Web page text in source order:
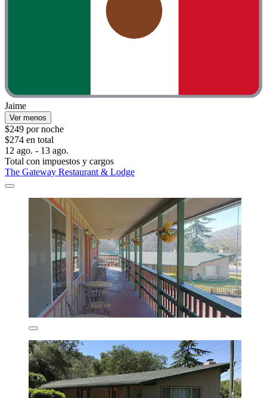
Jaime
Ver menos
$249 por noche
$274 en total
12 ago. - 13 ago.
Total con impuestos y cargos
The Gateway Restaurant & Lodge